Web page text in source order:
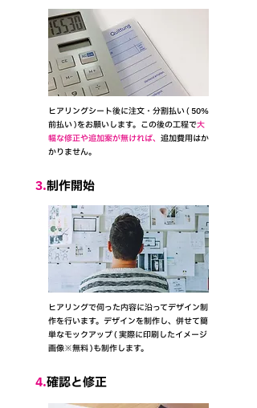
​ヒアリングシート後に注文・分割払い ( 50%
前払い )をお願いします。この後の工程で大
幅な修正や追加案が無ければ、 追加費用はか
かりません。
3.制作開始
​ヒアリングで伺った内容に沿ってデザイン制
作を行います。 デザインを制作し、併せて簡
単なモックアップ ( 実際に印刷したイメージ
画像※無料 )も制作します。
4.確認と修正